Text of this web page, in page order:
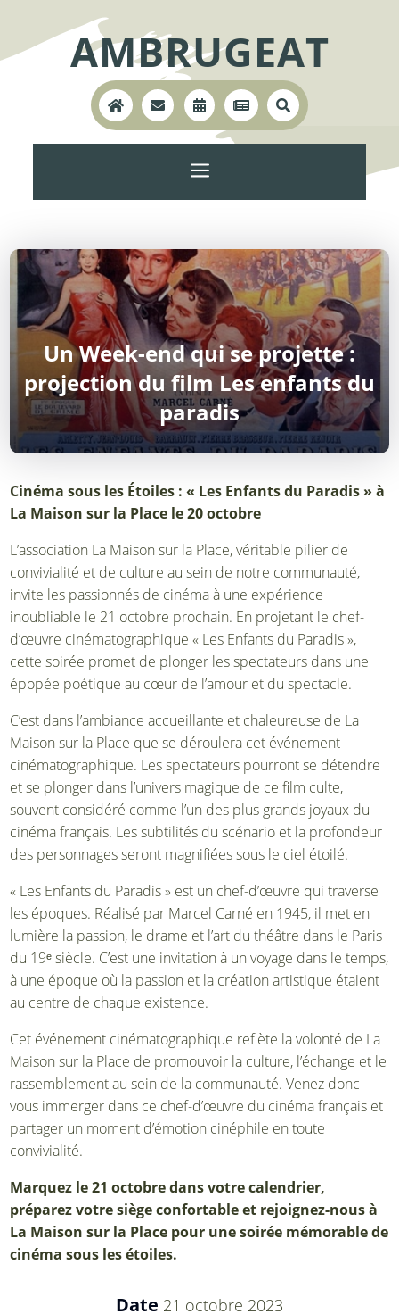
AMBRUGEAT
    
a
Un Week-end qui se projette :
projection du film Les enfants du
paradis
Cinéma sous les Étoiles : « Les Enfants du Paradis » à
La Maison sur la Place le 20 octobre
L’association La Maison sur la Place, véritable pilier de
convivialité et de culture au sein de notre communauté,
invite les passionnés de cinéma à une expérience
inoubliable le 21 octobre prochain. En projetant le chef-
d’œuvre cinématographique « Les Enfants du Paradis »,
cette soirée promet de plonger les spectateurs dans une
épopée poétique au cœur de l’amour et du spectacle.
C’est dans l’ambiance accueillante et chaleureuse de La
Maison sur la Place que se déroulera cet événement
cinématographique. Les spectateurs pourront se détendre
et se plonger dans l’univers magique de ce film culte,
souvent considéré comme l’un des plus grands joyaux du
cinéma français. Les subtilités du scénario et la profondeur
des personnages seront magnifiées sous le ciel étoilé.
« Les Enfants du Paradis » est un chef-d’œuvre qui traverse
les époques. Réalisé par Marcel Carné en 1945, il met en
lumière la passion, le drame et l’art du théâtre dans le Paris
du 19ᵉ siècle. C’est une invitation à un voyage dans le temps,
à une époque où la passion et la création artistique étaient
au centre de chaque existence.
Cet événement cinématographique reflète la volonté de La
Maison sur la Place de promouvoir la culture, l’échange et le
rassemblement au sein de la communauté. Venez donc
vous immerger dans ce chef-d’œuvre du cinéma français et
partager un moment d’émotion cinéphile en toute
convivialité.
Marquez le 21 octobre dans votre calendrier,
préparez votre siège confortable et rejoignez-nous à
La Maison sur la Place pour une soirée mémorable de
cinéma sous les étoiles.
Date 21 octobre 2023